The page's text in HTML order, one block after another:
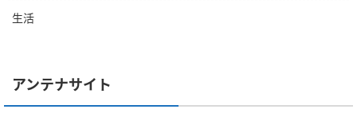
生活
アンテナサイト